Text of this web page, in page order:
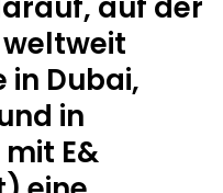
weltweit
in Dubai,
in
E&